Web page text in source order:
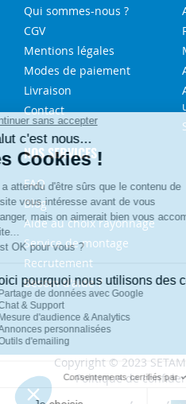
Qui sommes-nous ?
CGV
Mentions légales
Modes de paiement
Livraison
Contact
NOS SERVICES
FAQ
Blog
Aide au choix rayonnage
Service de montage
Recrutement
Besoin d'aide ?
Copyright © 2023
Politique de